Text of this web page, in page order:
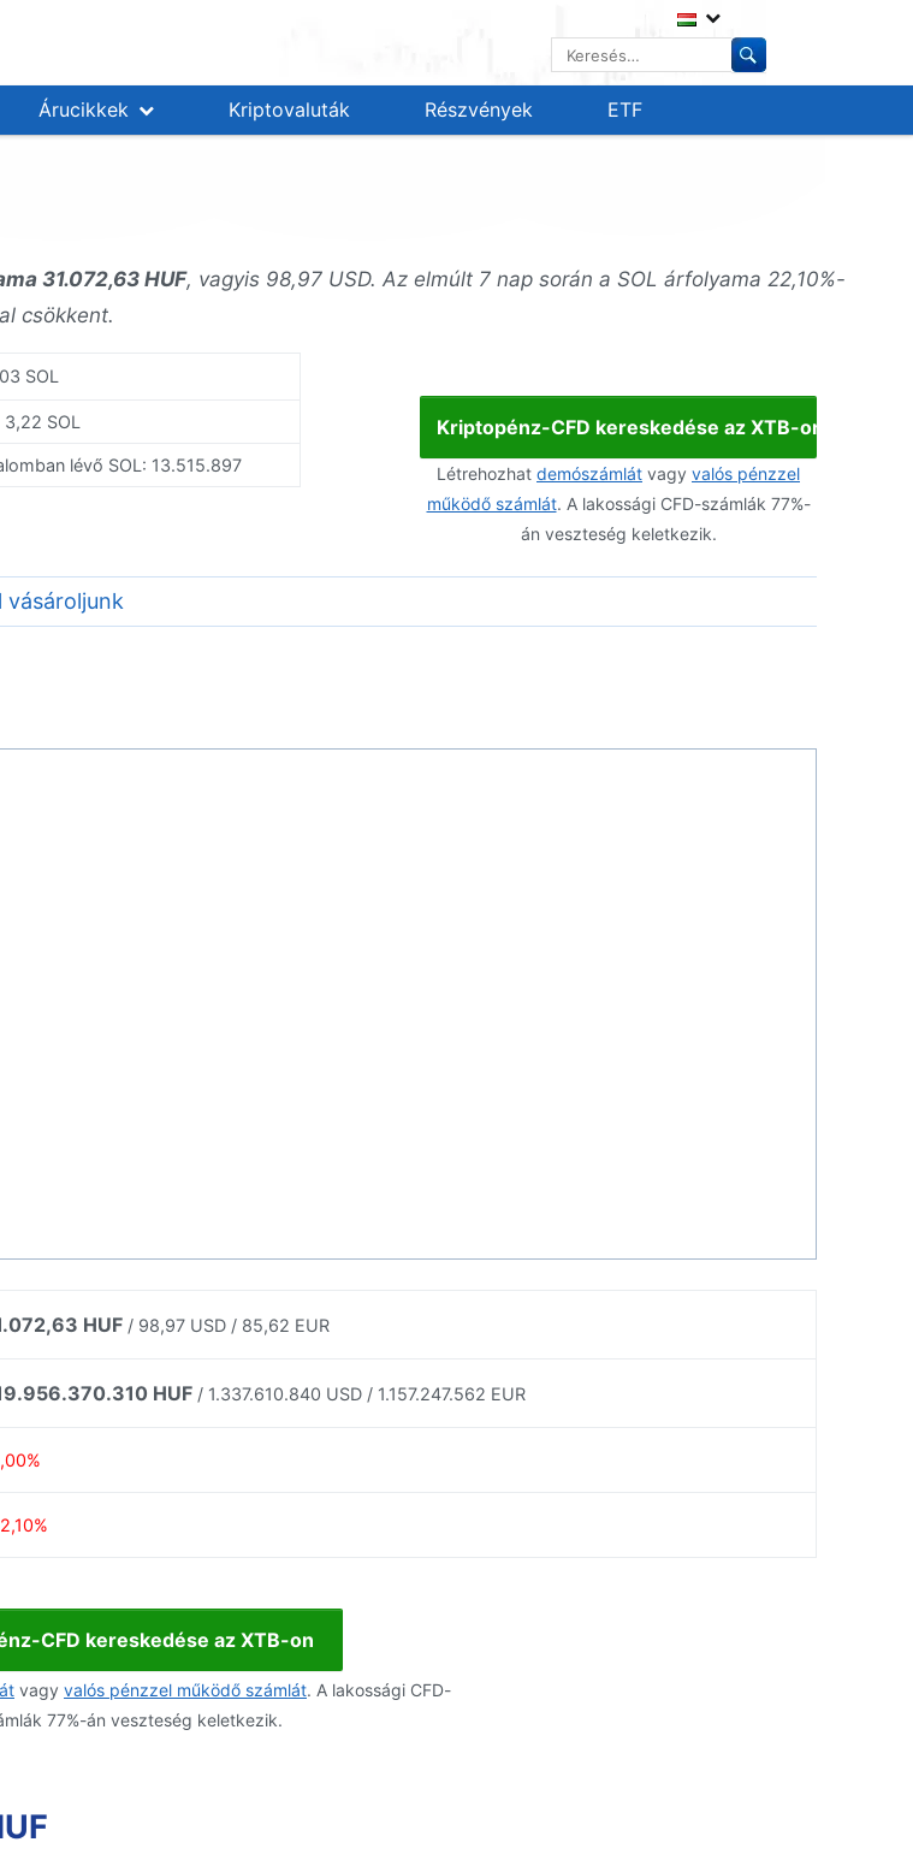
Keresés:
Árucikkek Kriptovaluták Részvények ETF
31.072,63 HUF, vagyis 98,97 USD. Az elmúlt 7 nap során a SOL árfolyama 22,10%-
csökkent.
SOL
SOL
lévő SOL: 13.515.897
Kriptopénz-CFD kereskedése az XTB-on
Létrehozhat demószámlát vagy valós pénzzel
működő számlát. A lakossági CFD-számlák 77%-
án veszteség keletkezik.
vásároljunk
HUF / 98,97 USD / 85,62 EUR
HUF / 1.337.610.840 USD / 1.157.247.562 EUR
CFD kereskedése az XTB-on
vagy valós pénzzel működő számlát. A lakossági CFD-
77%-án veszteség keletkezik.